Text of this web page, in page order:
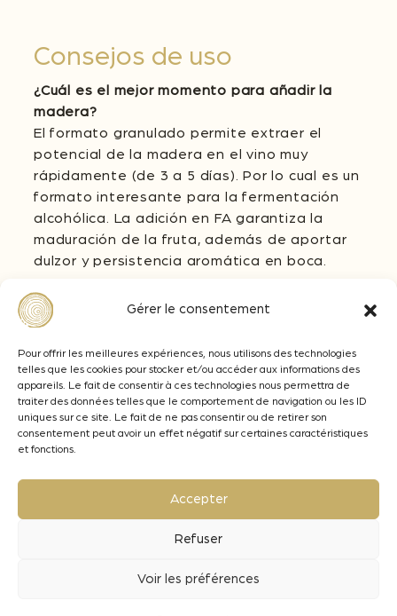
Gérer le consentement
Pour offrir les meilleures expériences, nous utilisons des technologies
telles que les cookies pour stocker et/ou accéder aux informations des
appareils. Le fait de consentir à ces technologies nous permettra de
traiter des données telles que le comportement de navigation ou les ID
uniques sur ce site. Le fait de ne pas consentir ou de retirer son
consentement peut avoir un effet négatif sur certaines caractéristiques
et fonctions.
Accepter
Refuser
Voir les préférences
Consejos de uso
¿Cuál es el mejor momento para añadir la
madera?
El formato granulado permite extraer el
potencial de la madera en el vino muy
rápidamente (de 3 a 5 días). Por lo cual es un
formato interesante para la fermentación
alcohólica. La adición en FA garantiza la
maduración de la fruta, además de aportar
dulzor y persistencia aromática en boca.
¿Qué dosis hay que añadir en fermentación?
La dosis de los granulars FR Médium debe
uva y de la añada. De 1 a 4 g/L en blancos,
rosados y tintos. Por encima de los 2 g/L
esta madera podría impactar los aromas
varietales (notas tostadas).
para los granulars?
En fermentación: el tiempo necesario para la
vinificación. Es necesario un periodo de 3 a 5
días para extraer todo el potencial de la